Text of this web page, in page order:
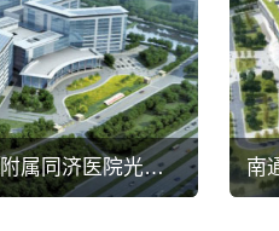
属同济医院光谷 南